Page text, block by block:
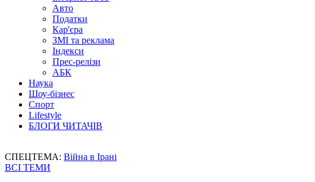
Авто
Податки
Кар'єра
ЗМІ та реклама
Індекси
Прес-релізи
АБК
Наука
Шоу-бізнес
Спорт
Lifestyle
БЛОГИ ЧИТАЧІВ
СПЕЦТЕМА: Війна в Ірані
ВСІ ТЕМИ